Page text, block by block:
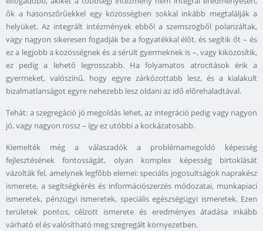
ők a hasonszőrűekkel egy közösségben sokkal inkább megtalálják a
helyüket. Az integrált intézmények ebből a szemszögből polarizáltak,
vagy nagyon sikeresen fogadják be a fogyatékkal élőt, és segítik őt – és
ez a legjobb a közösségnek és a sérült gyermeknek is –, vagy kiközösítik,
ez pedig a lehető legrosszabb. Ha folyamatos atrocitások érik a
gyermeket, valószínű, hogy egyre zárkózottabb lesz, és a kialakult
bizalmatlanságot egyre nehezebb lesz oldani az idő előrehaladtával.
Tehát: a szegregáció jó megoldás lehet, az integráció pedig vagy nagyon
jó, vagy nagyon rossz – így ez utóbbi a kockázatosabb.
Kiemelték még a válaszadók a problémamegoldó képesség
fejlesztésének fontosságát, olyan komplex képesség birtoklását
vázolták fel, amelynek legfőbb elemei: speciális jogosultságok naprakész
ismerete, a segítségkérés és információszerzés módozatai, munkapiaci
ismeretek, pénzügyi ismeretek, speciális egészségügyi ismeretek. Ezen
területek pontos, célzott ismerete és eredményes átadása inkább
várható el és valósítható meg szegregált környezetben.